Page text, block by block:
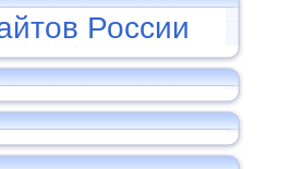
России